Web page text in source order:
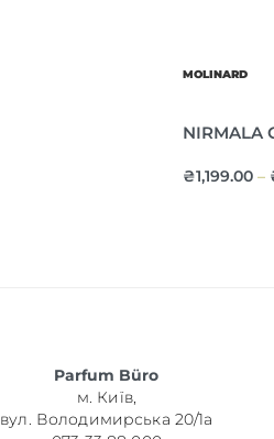
MOLINARD
NIRMALA
₴1,199.00 –
Parfum Büro
м. Київ,
вул. Володимирська 20/1а